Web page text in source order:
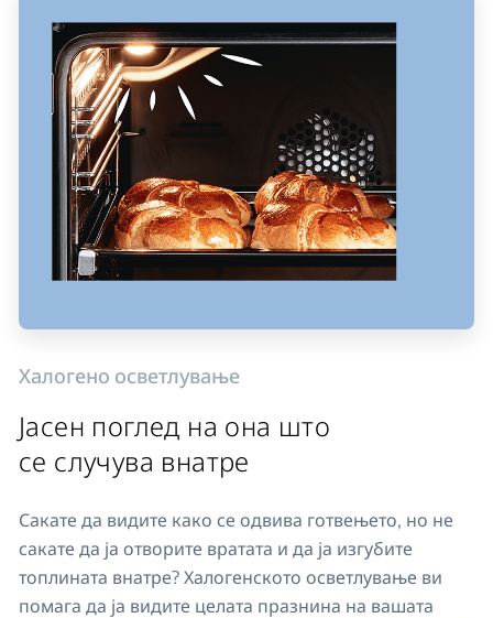
Халогено осветлување
Јасен поглед на она што
се случува внатре
Сакате да видите како се одвива готвењето, но не
сакате да ја отворите вратата и да ја изгубите
топлината внатре? Халогенското осветлување ви
помага да ја видите целата празнина на вашата